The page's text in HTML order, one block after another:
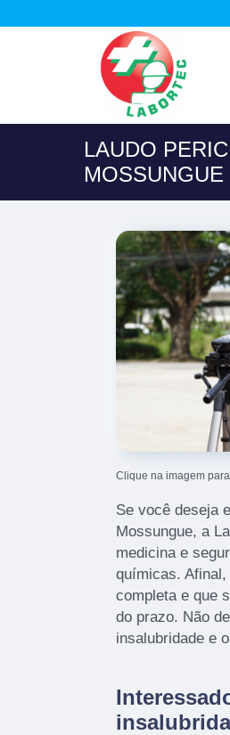
LAUDO
MOSSUNGUE
Clique na imagem
Se você deseja
Mossungue, a
medicina e
químicas.
completa e que
do prazo. Não
insalubridade e